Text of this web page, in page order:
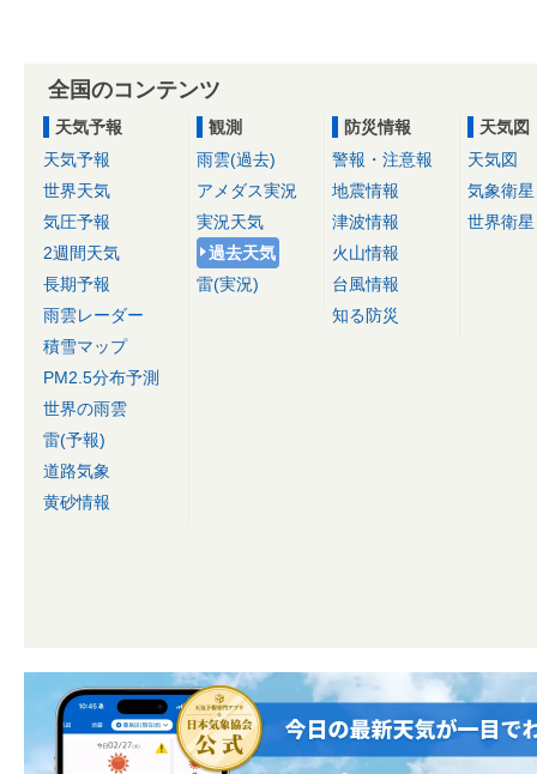
全国のコンテンツ
天気予報
天気予報
世界天気
気圧予報
2週間天気
長期予報
雨雲レーダー
積雪マップ
PM2.5分布予測
世界の雨雲
雷(予報)
道路気象
黄砂情報
観測
雨雲(過去)
アメダス実況
実況天気
過去天気
雷(実況)
防災情報
警報・注意報
地震情報
津波情報
火山情報
台風情報
知る防災
天気図
天気図
気象衛星
世界衛星